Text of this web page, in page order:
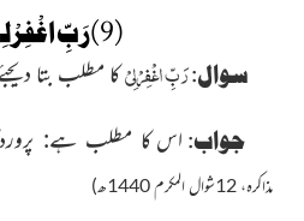
(9)رَبِّ اغْفِرْلِیْ کا مطلب
سوال:رَبِّ اغْفِرْلِیْکا مطلب بتا
جواب: اس کا مطلب ہے:
مذاکرہ، 12شوال المکرم 1440ھ)